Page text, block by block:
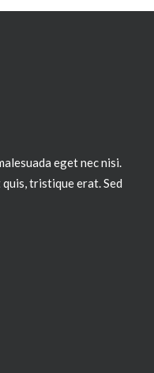
eget nec nisi.
tristique erat. Sed